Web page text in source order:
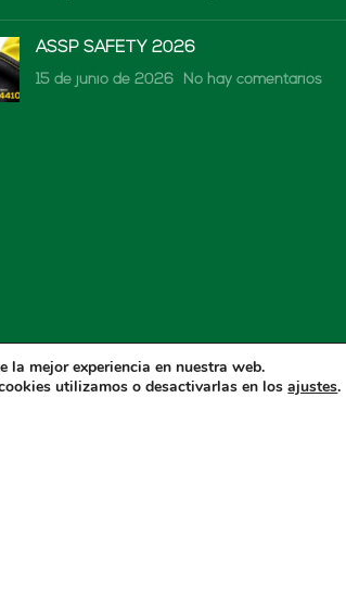
ASSP SAFETY 2026
15 de junio de 2026 No hay comentarios
la mejor experiencia en nuestra web.
utilizamos o desactivarlas en losajustes.